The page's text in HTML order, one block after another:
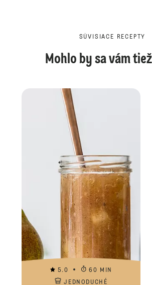
SÚVISIACE RECEPTY
Mohlo by sa vám
5.0
60 MIN
JEDNODUCHÉ